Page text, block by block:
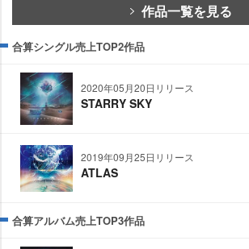
作品一覧を見る
合算シングル売上TOP2作品
2020年05月20日リリース
STARRY SKY
2019年09月25日リリース
ATLAS
合算アルバム売上TOP3作品